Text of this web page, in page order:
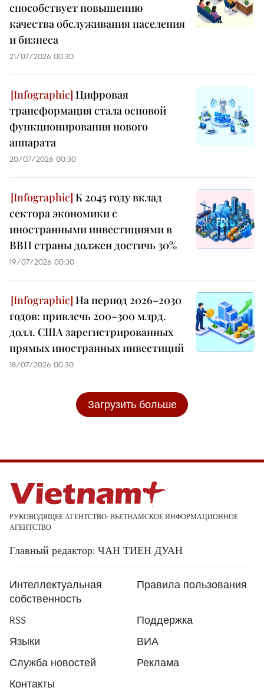
способствует повышению
качества обслуживания населения
и бизнеса
21/07/2026 00:30
Цифровая
трансформация стала основой
функционирования нового
аппарата
20/07/2026 00:30
К 2045 году вклад
сектора экономики с
иностранными инвестициями в
ВВП страны должен достичь 30%
19/07/2026 00:30
На период 2026–2030
годов: привлечь 200–300 млрд.
долл. США зарегистрированных
прямых иностранных инвестиций
18/07/2026 00:30
Загрузить больше
РУКОВОДЯЩЕЕ АГЕНТСТВО: ВЬЕТНАМСКОЕ ИНФОРМАЦИОННОЕ
АГЕНТСТВО
Главный редактор: ЧАН ТИЕН ДУАН
Интеллектуальная
собственность
Правила пользования
RSS
Поддержка
Языки
ВИА
Служба новостей
Реклама
Контакты